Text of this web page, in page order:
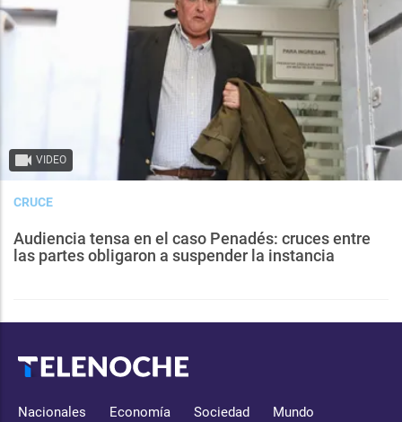
VIDEO
CRUCE
Audiencia tensa en el caso Penadés: cruces entre
las partes obligaron a suspender la instancia
Nacionales Economía Sociedad Mundo